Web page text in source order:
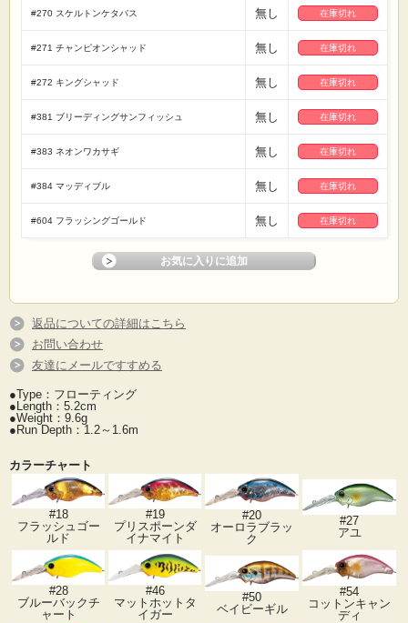
#270 スケルトンケタバス 無し 在庫切れ
#271 チャンピオンシャッド 無し 在庫切れ
#272 キングシャッド 無し 在庫切れ
#381 ブリーディングサンフィッシュ 無し 在庫切れ
#383 ネオンワカサギ 無し 在庫切れ
#384 マッディブル 無し 在庫切れ
#604 フラッシングゴールド 無し 在庫切れ
返品についての詳細はこちら
お問い合わせ
友達にメールですすめる
●Type：フローティング
●Length：5.2cm
●Weight：9.6g
●Run Depth：1.2～1.6m
カラーチャート
#18
フラッシュゴー
ルド
#19
プリスポーンダ
イナマイト
#20
オーロラブラッ
ク
#27
アユ
#28
ブルーバックチ
ャート
#46
マットホットタ
イガー
#50
ベイビーギル
#54
コットンキャン
ディ